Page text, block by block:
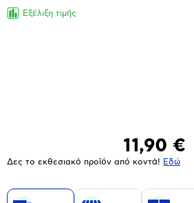
χαρακτηριστικά
Εξέλιξη τιμής
11,90 €
Δες το εκθεσιακό προϊόν από κοντά! Eδώ